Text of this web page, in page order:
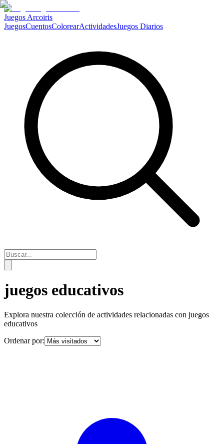
Juegos Arcoiris
JuegosCuentosColorearActividadesJuegos Diarios
juegos educativos
Explora nuestra colección de actividades relacionadas con juegos
educativos
Ordenar por: